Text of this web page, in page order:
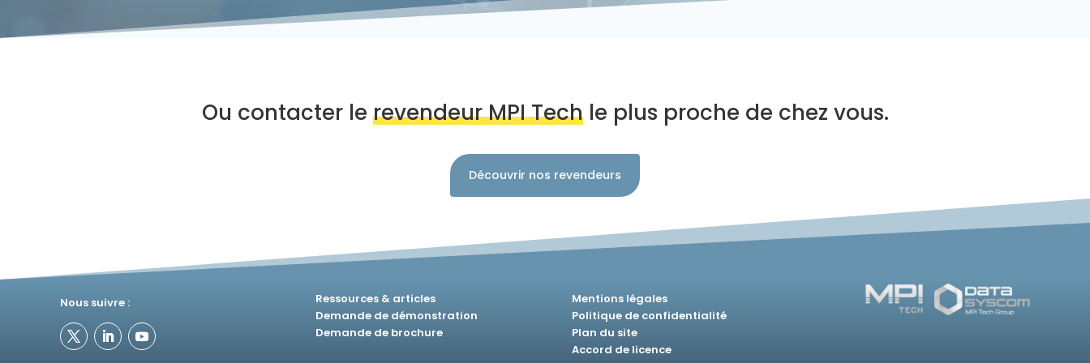
Ou contacter le revendeur MPI Techle plus proche de chez vous.
Découvrir nos revendeurs
Nous suivre :
Ressources & articles
Demande de démonstration
Demande de brochure
Mentions légales
Politique de confidentialité
Plan du site
Accord de licence